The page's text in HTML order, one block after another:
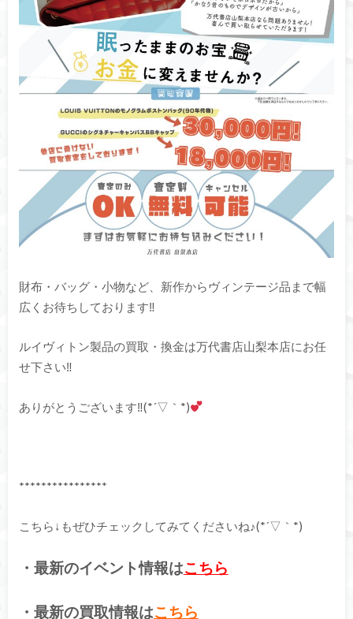
財布・バッグ・小物など、新作からヴィンテージ品まで幅
広くお待ちしております‼︎
ルイヴィトン製品の買取・換金は万代書店山梨本店にお任
せ下さい‼︎
ありがとうございます‼(*´▽｀*)
****************
こちら↓もぜひチェックしてみてくださいね♪(*´▽｀*)
・最新のイベント情報はこちら
・最新の買取情報はこちら